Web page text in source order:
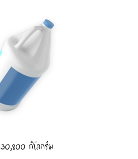
30,800 กิโลกรัม